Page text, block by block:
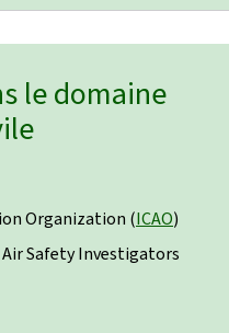
le domaine
Organization (ICAO)
Safety Investigators